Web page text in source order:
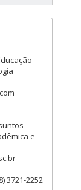
e
3721-2252